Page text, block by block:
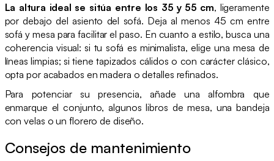
La altura ideal se sitúa entre los 35 y 55 cm, ligeramente
por debajo del asiento del sofá. Deja al menos 45 cm entre
sofá y mesa para facilitar el paso. En cuanto a estilo, busca una
coherencia visual: si tu sofá es minimalista, elige una mesa de
líneas limpias; si tiene tapizados cálidos o con carácter clásico,
opta por acabados en madera o detalles refinados.
Para potenciar su presencia, añade una alfombra que
enmarque el conjunto, algunos libros de mesa, una bandeja
con velas o un florero de diseño.
Consejos de mantenimiento